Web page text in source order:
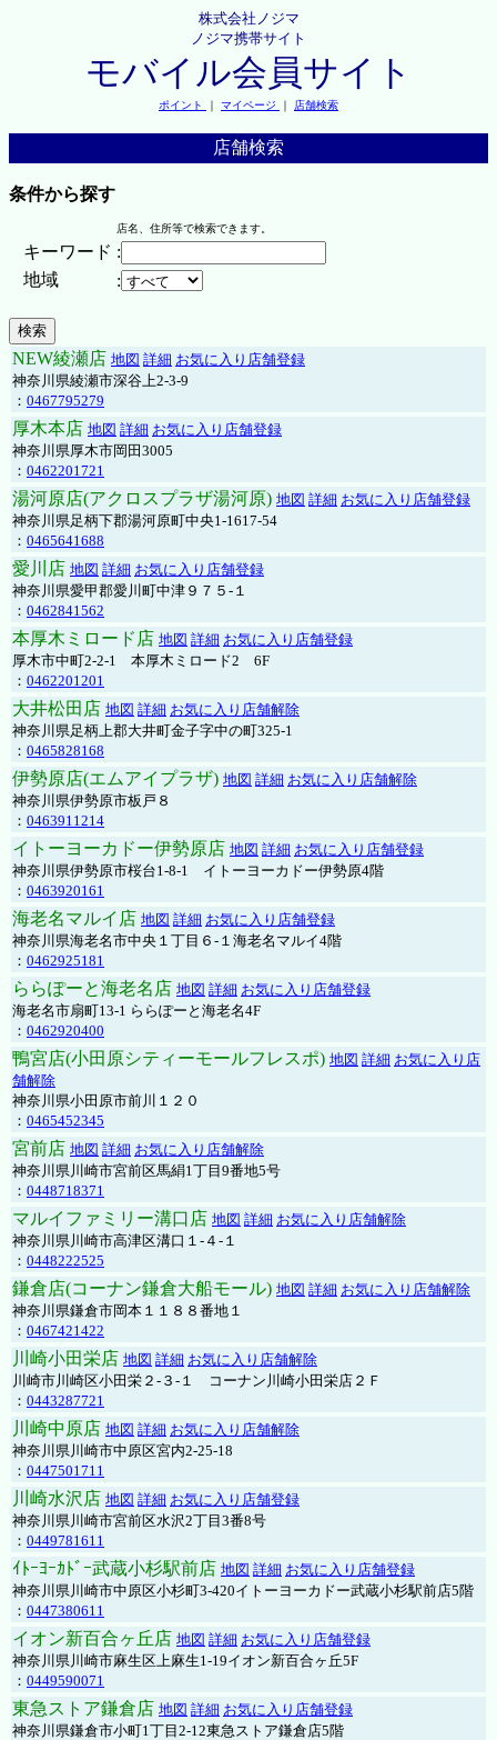
株式会社ノジマ
ノジマ携帯サイト
モバイル会員サイト
ポイント ｜ マイページ ｜ 店舗検索
店舗検索
条件から探す
店名、住所等で検索できます。
キーワード :
地域
:
NEW綾瀬店 地図 詳細 お気に入り店舗登録
神奈川県綾瀬市深谷上2-3-9
： 0467795279
厚木本店 地図 詳細 お気に入り店舗登録
神奈川県厚木市岡田3005
： 0462201721
湯河原店(アクロスプラザ湯河原) 地図 詳細 お気に入り店舗登録
神奈川県足柄下郡湯河原町中央1-1617-54
： 0465641688
愛川店 地図 詳細 お気に入り店舗登録
神奈川県愛甲郡愛川町中津９７５-１
： 0462841562
本厚木ミロード店 地図 詳細 お気に入り店舗登録
厚木市中町2-2-1 本厚木ミロード2 6F
： 0462201201
大井松田店 地図 詳細 お気に入り店舗解除
神奈川県足柄上郡大井町金子字中の町325-1
： 0465828168
伊勢原店(エムアイプラザ) 地図 詳細 お気に入り店舗解除
神奈川県伊勢原市板戸８
： 0463911214
イトーヨーカドー伊勢原店 地図 詳細 お気に入り店舗登録
神奈川県伊勢原市桜台1-8-1 イトーヨーカドー伊勢原4階
： 0463920161
海老名マルイ店 地図 詳細 お気に入り店舗登録
神奈川県海老名市中央１丁目６-１海老名マルイ4階
： 0462925181
ららぽーと海老名店 地図 詳細 お気に入り店舗登録
海老名市扇町13-1 ららぽーと海老名4F
： 0462920400
鴨宮店(小田原シティーモールフレスポ) 地図 詳細 お気に入り店
舗解除
神奈川県小田原市前川１２０
： 0465452345
宮前店 地図 詳細 お気に入り店舗解除
神奈川県川崎市宮前区馬絹1丁目9番地5号
： 0448718371
マルイファミリー溝口店 地図 詳細 お気に入り店舗解除
神奈川県川崎市高津区溝口１-４-１
： 0448222525
鎌倉店(コーナン鎌倉大船モール) 地図 詳細 お気に入り店舗解除
神奈川県鎌倉市岡本１１８８番地１
： 0467421422
川崎小田栄店 地図 詳細 お気に入り店舗解除
川崎市川崎区小田栄２‐３‐１ コーナン川崎小田栄店２Ｆ
： 0443287721
川崎中原店 地図 詳細 お気に入り店舗解除
神奈川県川崎市中原区宮内2-25-18
： 0447501711
川崎水沢店 地図 詳細 お気に入り店舗登録
神奈川県川崎市宮前区水沢2丁目3番8号
： 0449781611
ｲﾄｰﾖｰｶﾄﾞｰ武蔵小杉駅前店 地図 詳細 お気に入り店舗登録
神奈川県川崎市中原区小杉町3-420イトーヨーカドー武蔵小杉駅前店5階
： 0447380611
イオン新百合ヶ丘店 地図 詳細 お気に入り店舗登録
神奈川県川崎市麻生区上麻生1-19イオン新百合ヶ丘5F
： 0449590071
東急ストア鎌倉店 地図 詳細 お気に入り店舗登録
神奈川県鎌倉市小町1丁目2-12東急ストア鎌倉店5階